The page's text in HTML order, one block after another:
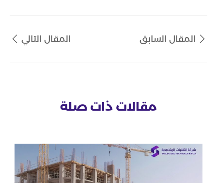
المقال السابق المقال التالي
مقالات ذات صلة